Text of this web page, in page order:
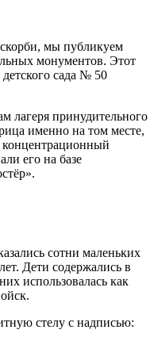
мы публикуем
монументов. Этот
сада № 50
лагеря принудительного
именно на том месте,
концентрационный
его на базе
сотни маленьких
Дети содержались в
использовалась как
стелу с надписью: